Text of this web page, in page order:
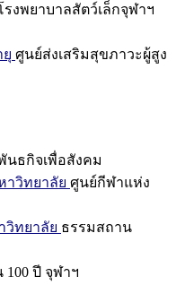
รงพยาบาลสัตว์เล็กจุฬาฯ
ยุ ศูนย์ส่งเสริมสุขภาวะผู้สูง
นธกิจเพื่อสังคม
วิทยาลัย ศูนย์กีฬาแห่ง
วิทยาลัย ธรรมสถาน
100 ปี จุฬาฯ